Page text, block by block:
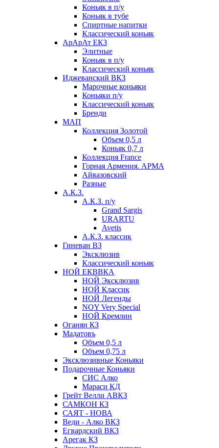
Коньяк в п/у
Коньяк в тубе
Спиртные напитки
Классический коньяк
АрАрАт ЕКЗ
Элитные
Коньяк в п/у
Классический коньяк
Иджеванский ВКЗ
Марочные коньяки
Коньяки п/у
Классический коньяк
Бренди
МАП
Коллекция Золотой
Объем 0,5 л
Коньяк 0,7 л
Коллекция France
Горная Армения. АРМА
Айвазовский
Разные
А.К.З.
А.К.З. п/у
Grand Sargis
URARTU
Avetis
А.К.З. классик
Гиневан ВЗ
Эксклюзив
Классический коньяк
НОЙ ЕКВВКА
НОЙ Эксклюзив
НОЙ Классик
НОЙ Легенды
NOY Very Speсial
НОЙ Кремлин
Оганян КЗ
Мадатовъ
Объем 0,5 л
Объем 0,75 л
Эксклюзивные Коньяки
Подарочные Коньяки
СИС Алко
Мараси КД
Грейт Велли АВКЗ
САМКОН КЗ
САЯТ - НОВА
Веди - Алко ВКЗ
Егвардский ВКЗ
Арегак КЗ